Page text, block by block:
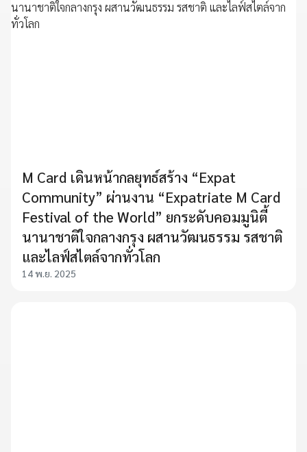
M Card เดินหน้ากลยุทธ์สร้าง “Expat
Community” ผ่านงาน “Expatriate M Card
Festival of the World” ยกระดับคอมมูนิตี้
นานาชาติใจกลางกรุง ผสานวัฒนธรรม รสชาติ
และไลฟ์สไตล์จากทั่วโลก
14 พ.ย. 2025